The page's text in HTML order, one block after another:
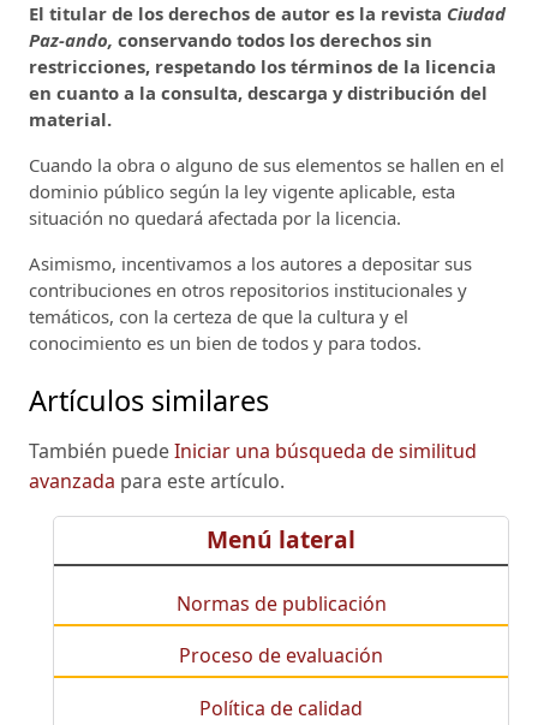
El titular de los derechos de autor es la revista Ciudad
Paz-ando, conservando todos los derechos sin
restricciones, respetando los términos de la licencia
en cuanto a la consulta, descarga y distribución del
material.
Cuando la obra o alguno de sus elementos se hallen en el
dominio público según la ley vigente aplicable, esta
situación no quedará afectada por la licencia.
Asimismo, incentivamos a los autores a depositar sus
contribuciones en otros repositorios institucionales y
temáticos, con la certeza de que la cultura y el
conocimiento es un bien de todos y para todos.
Artículos similares
También puedeIniciar una búsqueda de similitud
avanzada para este artículo.
Menú lateral
Normas de publicación
Proceso de evaluación
Política de calidad